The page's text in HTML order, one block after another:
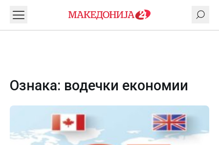
Ознака: водечки економии